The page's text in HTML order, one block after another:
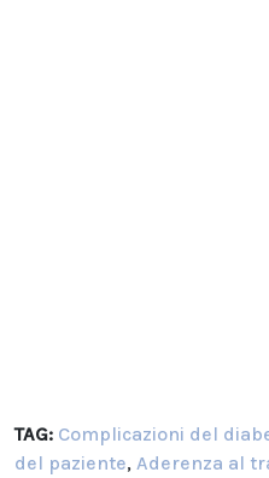
TAG: Complicazioni del
del paziente, Aderenza al